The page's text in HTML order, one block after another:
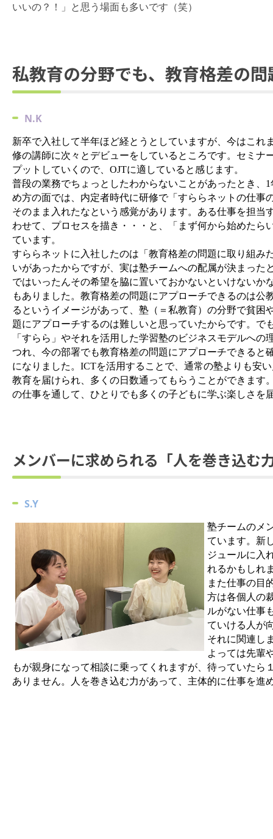
いいの？！」と思う場面も多いです（笑）
私教育の分野でも、教育格差の
N.K
新卒で入社して半年ほど経とうとしていますが、今はこ
修の講師に次々とデビューをしているところです。セミ
プットしていくので、OJTに適していると感じます。
普段の業務でちょっとしたわからないことがあったとき、
め方の面では、内定者時代に研修で「すららネットの仕
そのまま入れたなという感覚があります。ある仕事を担
わせて、プロセスを描き・・
・と 、「ま ず何から始めたら
ています。
すららネットに入社したのは「教育格差の問題に取り組み
いがあったからですが、 実は塾チームへの配属が決まった
ではいったんその希望を脇に置いておかないといけないか
もありました。教育格差の問題にアプローチできるのは公
るというイメージがあって、塾（＝ 私教育）の分野で貧困
題にアプローチするのは難しいと思っていたからです。で
「すらら」やそれを活用した学習塾のビジネスモデルへの
つれ、今の部署でも教育格差の問題にアプローチできると
になりました。ICTを活用することで、通常の塾よりも安
教育を届けられ、多くの日数通ってもらうことができます
の仕事を通して、ひとりでも多くの子どもに学ぶ楽しさを
メンバーに求められる「人を巻き込む
S.Y
塾チームのメ
ています。新
ジュールに入
れるかもしれ
また仕事の目
方は各個人の
ルがない仕事
ていける人が
それに関連し
よっては先輩
もが親身になって相談に乗ってくれますが、待っていた
ありません。人を巻き込む力があって、主体的に仕事を